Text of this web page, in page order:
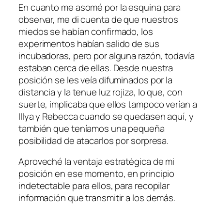
En cuanto me asomé por la esquina para
observar, me di cuenta de que nuestros
miedos se habían confirmado, los
experimentos habían salido de sus
incubadoras, pero por alguna razón, todavía
estaban cerca de ellas. Desde nuestra
posición se les veía difuminados por la
distancia y la tenue luz rojiza, lo que, con
suerte, implicaba que ellos tampoco verían a
Illya y Rebecca cuando se quedasen aquí, y
también que teníamos una pequeña
posibilidad de atacarlos por sorpresa.
Aproveché la ventaja estratégica de mi
posición en ese momento, en principio
indetectable para ellos, para recopilar
información que transmitir a los demás.